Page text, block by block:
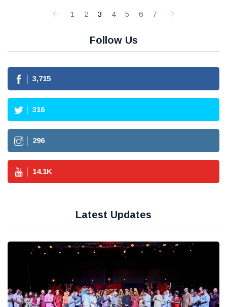
1 2 3 4 5 6 7
Follow Us
3,715
316
296
14.1K
Latest Updates